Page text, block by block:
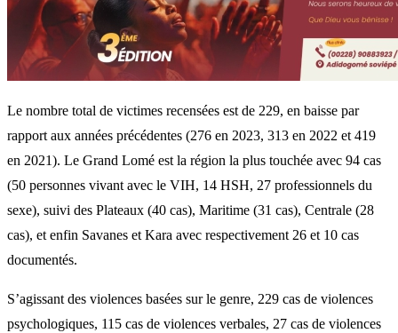
Le nombre total de victimes recensées est de 229, en baisse par
rapport aux années précédentes (276 en 2023, 313 en 2022 et 419
en 2021). Le Grand Lomé est la région la plus touchée avec 94 cas
(50 personnes vivant avec le VIH, 14 HSH, 27 professionnels du
sexe), suivi des Plateaux (40 cas), Maritime (31 cas), Centrale (28
cas), et enfin Savanes et Kara avec respectivement 26 et 10 cas
documentés.
S’agissant des violences basées sur le genre, 229 cas de violences
psychologiques, 115 cas de violences verbales, 27 cas de violences